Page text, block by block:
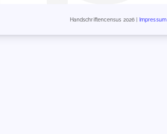
Handschriftencensus 2026 | Impressum